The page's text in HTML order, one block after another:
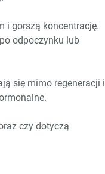
i gorszą koncentrację.
odpoczynku lub
się mimo regeneracji i
czy dotyczą